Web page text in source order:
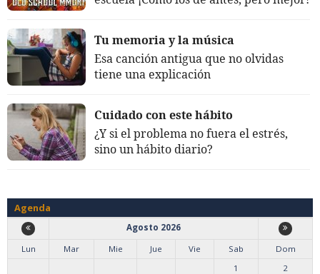
Tu memoria y la música
Esa canción antigua que no olvidas
tiene una explicación
Cuidado con este hábito
¿Y si el problema no fuera el estrés,
sino un hábito diario?
Agenda
Agosto 2026
Lun
Mar Mie Jue Vie Sab
Dom
1
2